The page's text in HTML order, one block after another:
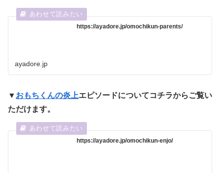
https://ayadore.jp/omochikun-parents/
おもちくんの炎上
エピソードについてコチラからご覧い
ただけます。
https://ayadore.jp/omochikun-enjo/